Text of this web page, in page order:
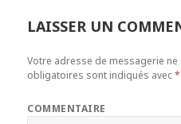
LAISSER UN
Votre adresse de messagerie
obligatoires sont indiqués avec*
COMMENTAIRE